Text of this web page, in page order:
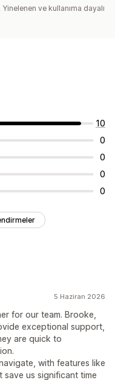
ve kullanıma dayalı
10
0
0
0
0
5 Haziran 2026
for our team. Brooke,
exceptional support,
are quick to
with features like
us significant time